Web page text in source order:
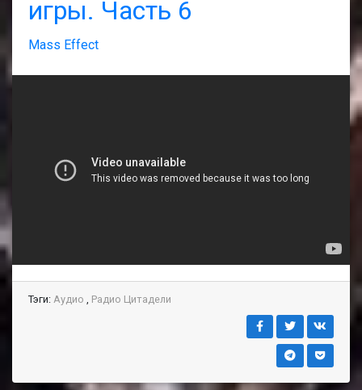
игры. Часть 6
Mass Effect
Тэги: Аудио Радио Цитадели